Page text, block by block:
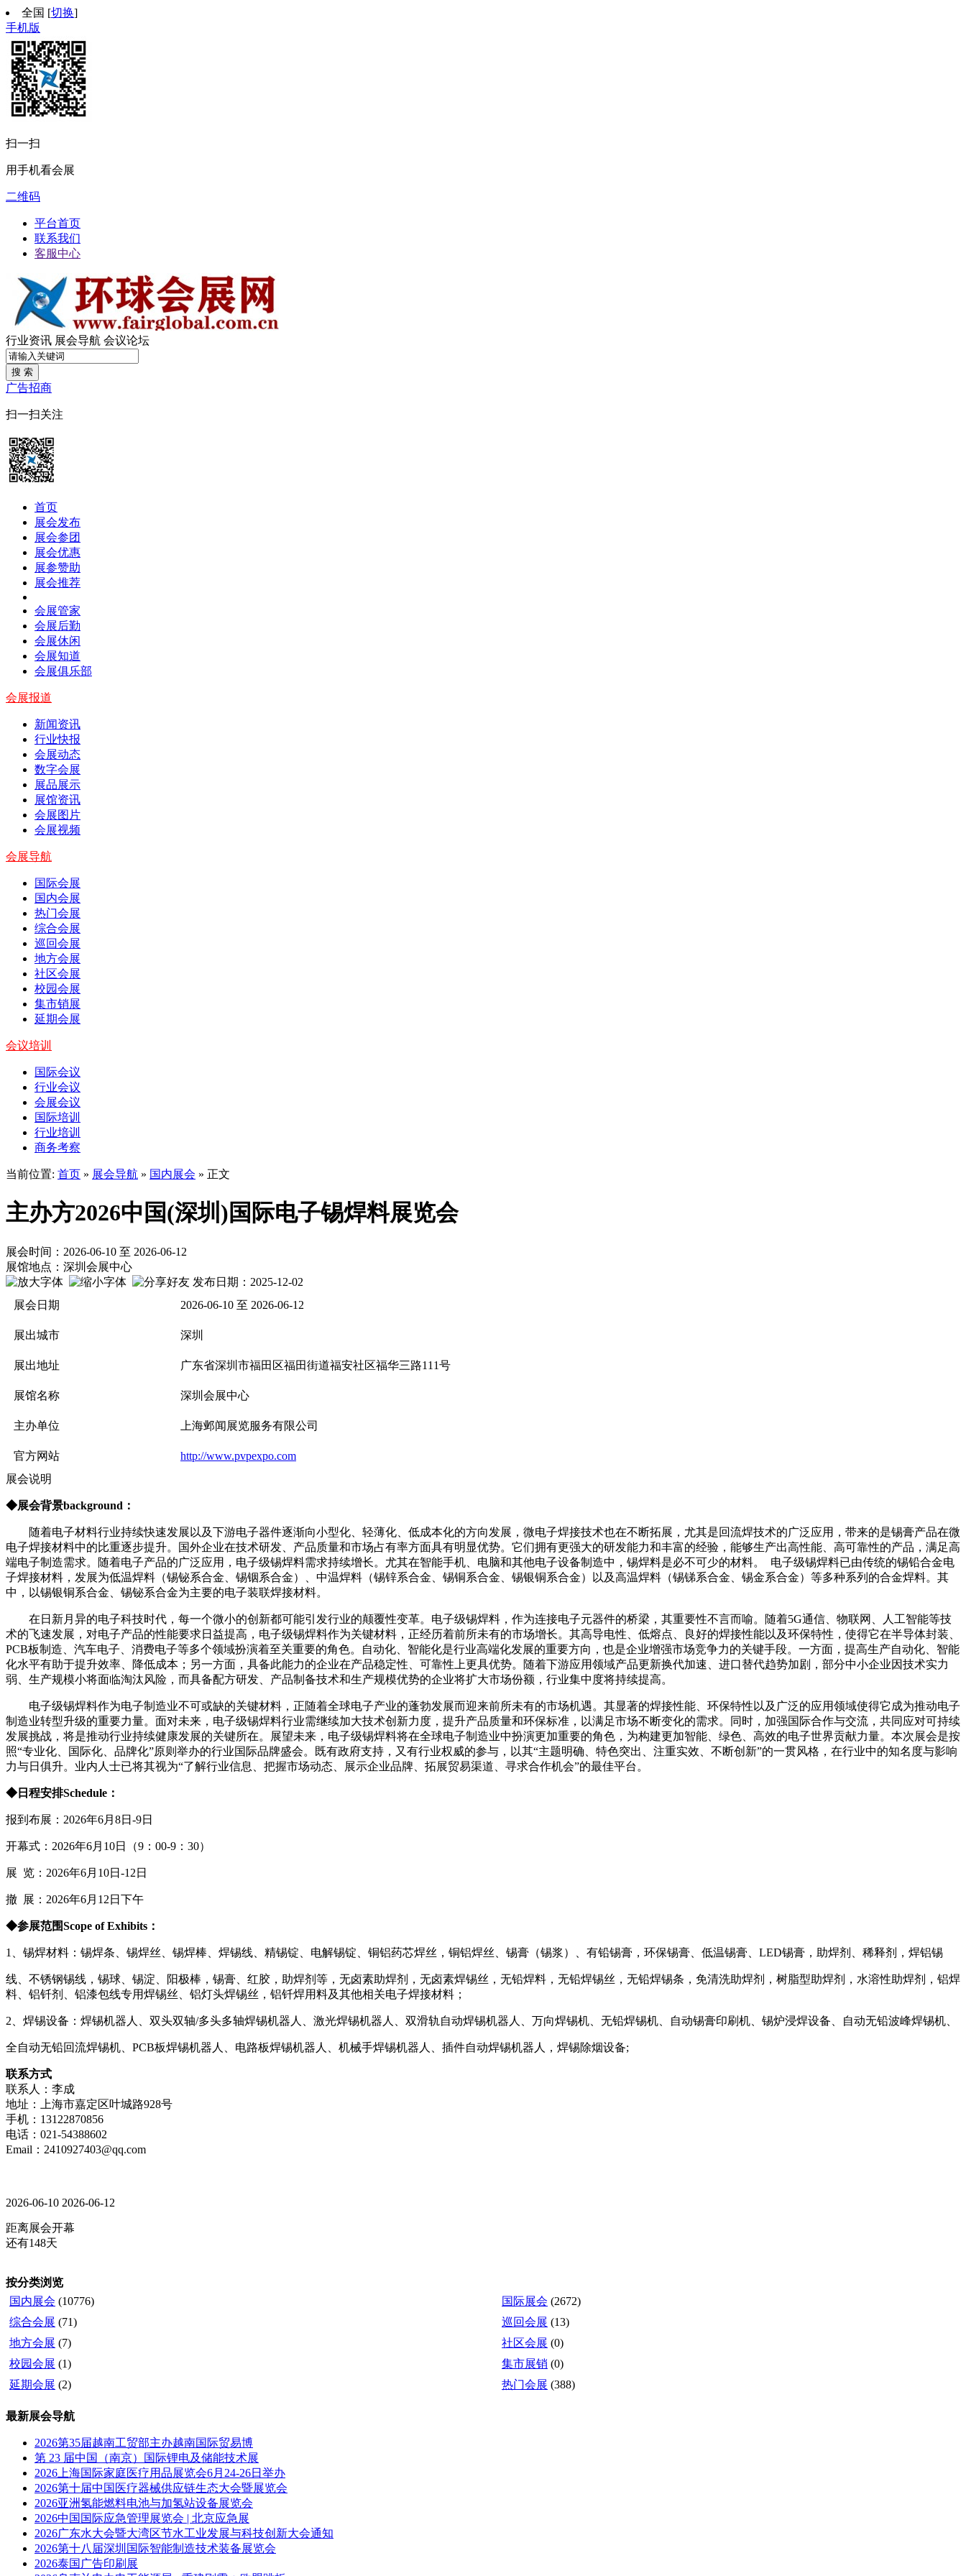
全国 [切换]
手机版
扫一扫
用手机看会展
二维码
平台首页
联系我们
客服中心
行业资讯 展会导航 会议论坛
搜 索
广告招商
扫一扫关注
首页
展会发布
展会参团
展会优惠
展参赞助
展会推荐
会展管家
会展后勤
会展休闲
会展知道
会展俱乐部
会展报道
新闻资讯
行业快报
会展动态
数字会展
展品展示
展馆资讯
会展图片
会展视频
会展导航
国际会展
国内会展
热门会展
综合会展
巡回会展
地方会展
社区会展
校园会展
集市销展
延期会展
会议培训
国际会议
行业会议
会展会议
国际培训
行业培训
商务考察
当前位置: 首页 » 展会导航 » 国内展会 » 正文
主办方2026中国(深圳)国际电子锡焊料展览会
展会时间：2026-06-10 至 2026-06-12
展馆地点：深圳会展中心
发布日期：2025-12-02
展会日期
2026-06-10 至 2026-06-12
展出城市 深圳
展出地址 广东省深圳市福田区福田街道福安社区福华三路111号
展馆名称 深圳会展中心
主办单位 上海邺闻展览服务有限公司
官方网站
http://www.pvpexpo.com
展会说明
◆展会背景background：
随着电子材料行业持续快速发展以及下游电子器件逐渐向小型化、轻薄化、低成本化的方向发展，微电子焊接技术也在不断拓展，尤其是回流焊技术的广泛应用，带来的是锡膏产品在微
电子焊接材料中的比重逐步提升。国外企业在技术研发、产品质量和市场占有率方面具有明显优势。它们拥有更强大的研发能力和丰富的经验，能够生产出高性能、高可靠性的产品，满足高
端电子制造需求。随着电子产品的广泛应用，电子级锡焊料需求持续增长。尤其在智能手机、电脑和其他电子设备制造中，锡焊料是必不可少的材料。
电子级锡焊料已由传统的锡铅合金电
子焊接材料，发展为低温焊料（锡铋系合金、锡铟系合金）、中温焊料（锡锌系合金、锡铜系合金、锡银铜系合金）以及高温焊料（锡锑系合金、锡金系合金）等多种系列的合金焊料。其
中，以锡银铜系合金、锡铋系合金为主要的电子装联焊接材料。
在日新月异的电子科技时代，每一个微小的创新都可能引发行业的颠覆性变革。电子级锡焊料，作为连接电子元器件的桥梁，其重要性不言而喻。随着5G通信、物联网、人工智能等技
术的飞速发展，对电子产品的性能要求日益提高，电子级锡焊料作为关键材料，正经历着前所未有的市场增长。其高导电性、低熔点、良好的焊接性能以及环保特性，使得它在半导体封装、
PCB板制造、汽车电子、消费电子等多个领域扮演着至关重要的角色。自动化、智能化是行业高端化发展的重要方向，也是企业增强市场竞争力的关键手段。一方面，提高生产自动化、智能
化水平有助于提升效率、降低成本；另一方面，具备此能力的企业在产品稳定性、可靠性上更具优势。随着下游应用领域产品更新换代加速、进口替代趋势加剧，部分中小企业因技术实力
弱、生产规模小将面临淘汰风险，而具备配方研发、产品制备技术和生产规模优势的企业将扩大市场份额，行业集中度将持续提高。
电子级锡焊料作为电子制造业不可或缺的关键材料，正随着全球电子产业的蓬勃发展而迎来前所未有的市场机遇。其显著的焊接性能、环保特性以及广泛的应用领域使得它成为推动电子
制造业转型升级的重要力量。面对未来，电子级锡焊料行业需继续加大技术创新力度，提升产品质量和环保标准，以满足市场不断变化的需求。同时，加强国际合作与交流，共同应对可持续
发展挑战，将是推动行业持续健康发展的关键所在。展望未来，电子级锡焊料将在全球电子制造业中扮演更加重要的角色，为构建更加智能、绿色、高效的电子世界贡献力量。本次展会是按
照“专业化、国际化、品牌化”原则举办的行业国际品牌盛会。既有政府支持，又有行业权威的参与，以其“主题明确、特色突出、注重实效、不断创新”的一贯风格，在行业中的知名度与影响
力与日俱升。业内人士已将其视为“了解行业信息、把握市场动态、展示企业品牌、拓展贸易渠道、寻求合作机会”的最佳平台。
◆ 日程安排Schedule ：
报到布展： 2026年6月8日-9日
开幕式： 2026年6月10日（9：00-9：30）
展 览： 2026年6月10日-12日
撤 展： 2026年6月12日下午
◆参展范围Scope of Exhibits：
1、锡焊材料：锡焊条、锡焊丝、锡焊棒、焊锡线、精锡锭、电解锡锭、铜铝药芯焊丝，铜铝焊丝、锡膏（锡浆）、有铅锡膏，环保锡膏、低温锡膏、LED锡膏，助焊剂、稀释剂，焊铝锡
线、不锈钢锡线，锡球、锡淀、阳极棒，锡膏、红胶，助焊剂等，无卤素助焊剂，无卤素焊锡丝，无铅焊料，无铅焊锡丝，无铅焊锡条，免清洗助焊剂，树脂型助焊剂，水溶性助焊剂，铝焊
料、铝钎剂、铝漆包线专用焊锡丝、铝灯头焊锡丝，铝钎焊用料及其他相关电子焊接材料；
2、焊锡设备：焊锡机器人、双头双轴/多头多轴焊锡机器人、激光焊锡机器人、双滑轨自动焊锡机器人、万向焊锡机、无铅焊锡机、自动锡膏印刷机、锡炉浸焊设备、自动无铅波峰焊锡机、
全自动无铅回流焊锡机、 PCB板焊锡机器人、电路板焊锡机器人、机械手焊锡机器人、插件自动焊锡机器人，焊锡除烟设备;
联系方式
联系人：李成
地址：上海市嘉定区叶城路928号
手机：13122870856
电话：021-54388602
Email：2410927403@qq.com
2026-06-10 2026-06-12
距离展会开幕
还有148天
按分类浏览
国内展会 (10776) 国际展会 (2672)
综合会展 (71) 巡回会展 (13)
地方会展 (7) 社区会展 (0)
校园会展 (1) 集市展销 (0)
延期会展 (2) 热门会展 (388)
最新展会导航
2026第35届越南工贸部主办越南国际贸易博
第 23 届中国（南京）国际锂电及储能技术展
2026上海国际家庭医疗用品展览会6月24-26日举办
2026第十届中国医疗器械供应链生态大会暨展览会
2026亚洲氢能燃料电池与加氢站设备展览会
2026中国国际应急管理展览会 | 北京应急展
2026广东水大会暨大湾区节水工业发展与科技创新大会通知
2026第十八届深圳国际智能制造技术装备展览会
2026泰国广告印刷展